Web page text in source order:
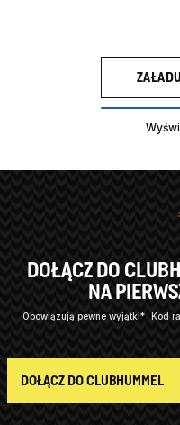
DOŁĄCZ DO
NA
Obowiązują pewne wyjątki* Kod
DOŁĄCZ DO CLUBHUMMEL